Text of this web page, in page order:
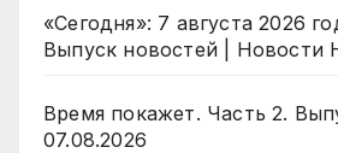
«Сегодня»: 7 августа 2026
Выпуск новостей | Новости
Время покажет. Часть 2.
07.08.2026